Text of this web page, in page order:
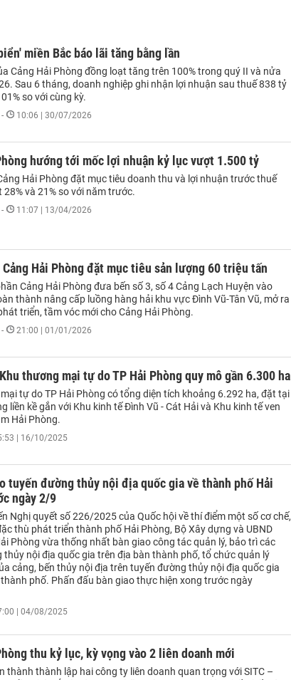
miền Bắc báo lãi tăng bằng lần
Cảng Hải Phòng đồng loạt tăng trên 100% trong quý II và nửa
Sau 6 tháng, doanh nghiệp ghi nhận lợi nhuận sau thuế 838 tỷ
so với cùng kỳ.
- 10:06 | 30/07/2026
hướng tới mốc lợi nhuận kỷ lục vượt 1.500 tỷ
Hải Phòng đặt mục tiêu doanh thu và lợi nhuận trước thuế
và 21% so với năm trước.
- 11:07 | 13/04/2026
Cảng Hải Phòng đặt mục tiêu sản lượng 60 triệu tấn
Cảng Hải Phòng đưa bến số 3, số 4 Cảng Lạch Huyện vào
thành nâng cấp luồng hàng hải khu vực Đình Vũ-Tân Vũ, mở ra
triển, tầm vóc mới cho Cảng Hải Phòng.
- 21:00 | 01/01/2026
thương mại tự do TP Hải Phòng quy mô gần 6.300 ha
tự do TP Hải Phòng có tổng diện tích khoảng 6.292 ha, đặt tại
liền kề gắn với Khu kinh tế Đình Vũ - Cát Hải và Khu kinh tế ven
Hải Phòng.
| 16/10/2025
tuyến đường thủy nội địa quốc gia về thành phố Hải
ngày 2/9
Nghị quyết số 226/2025 của Quốc hội về thí điểm một số cơ chế,
thù phát triển thành phố Hải Phòng, Bộ Xây dựng và UBND
Phòng vừa thống nhất bàn giao công tác quản lý, bảo trì các
thủy nội địa quốc gia trên địa bàn thành phố, tổ chức quản lý
cảng, bến thủy nội địa trên tuyến đường thủy nội địa quốc gia
phố. Phấn đấu bàn giao thực hiện xong trước ngày
| 04/08/2025
thu kỷ lục, kỳ vọng vào 2 liên doanh mới
thành thành lập hai công ty liên doanh quan trọng với SITC –